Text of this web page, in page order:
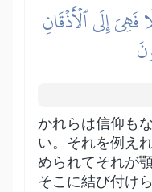
إِلَى ٱلۡأَذۡقَانِ
かれらは信仰も
い。それを例え
められてそれが
そこに結び付け